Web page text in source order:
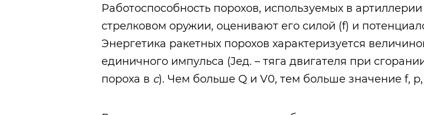
Работоспособность порохов, используемых в
стрелковом оружии, оценивают его силой (f) и
Энергетика ракетных порохов характеризуется
единичного импульса (Jед. – тяга двигателя при
пороха в с). Чем больше Q и V0, тем больше значение f, p,